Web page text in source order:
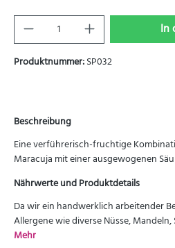
In
Produktnummer:SP032
Beschreibung
Eine verführerisch-fruchtige
Maracuja mit einer ausgewogenen
Nährwerte und Produktdetails
Da wir ein handwerklich arbeitender
Allergene wie diverse Nüsse, Mandeln,
Mehr